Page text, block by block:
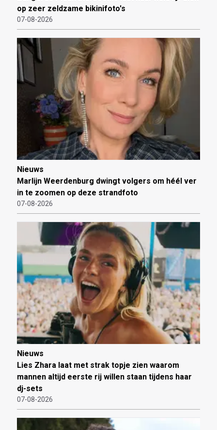
op zeer zeldzame bikinifoto's
07-08-2026
Nieuws
Marlijn Weerdenburg dwingt volgers om héél ver
in te zoomen op deze strandfoto
07-08-2026
Nieuws
Lies Zhara laat met strak topje zien waarom
mannen altijd eerste rij willen staan tijdens haar
dj-sets
07-08-2026